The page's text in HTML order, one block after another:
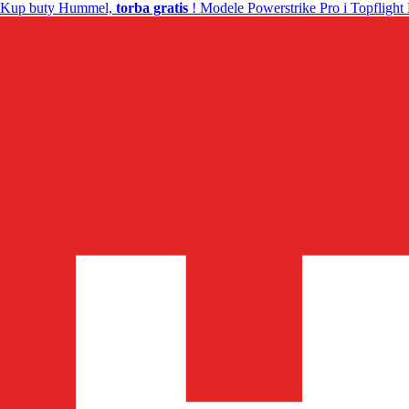
Kup buty Hummel, torba gratis ! Modele Powerstrike Pro i Topflight